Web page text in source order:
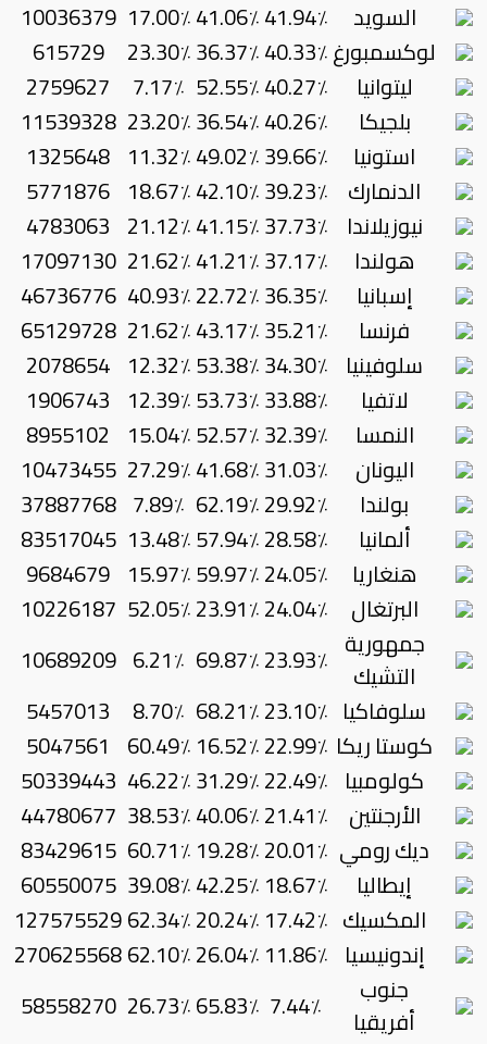
السويد
41.94٪41.06٪17.00٪ 10036379
لوكسمبورغ40.33٪36.37٪23.30٪
615729
ليتوانيا
40.27٪52.55٪ 7.17٪
2759627
بلجيكا
40.26٪36.54٪23.20٪ 11539328
استونيا
39.66٪49.02٪11.32٪ 1325648
الدنمارك 39.23٪42.10٪18.67٪ 5771876
نيوزيلاندا 37.73٪41.15٪21.12٪ 4783063
هولندا
37.17٪41.21٪21.62٪ 17097130
إسبانيا
36.35٪22.72٪40.93٪ 46736776
فرنسا
35.21٪43.17٪21.62٪ 65129728
سلوفينيا 34.30٪53.38٪12.32٪ 2078654
لاتفيا
33.88٪53.73٪12.39٪ 1906743
النمسا
32.39٪52.57٪15.04٪ 8955102
اليونان
31.03٪41.68٪27.29٪ 10473455
بولندا
29.92٪62.19٪ 7.89٪ 37887768
ألمانيا
28.58٪57.94٪13.48٪ 83517045
هنغاريا
24.05٪59.97٪15.97٪ 9684679
البرتغال
24.04٪23.91٪52.05٪ 10226187
جمهورية
التشيك
23.93٪69.87٪ 6.21٪ 10689209
سلوفاكيا 23.10٪68.21٪ 8.70٪
5457013
كوستا ريكا 22.99٪16.52٪60.49٪ 5047561
كولومبيا 22.49٪31.29٪46.22٪ 50339443
الأرجنتين 21.41٪40.06٪38.53٪ 44780677
ديك رومي 20.01٪19.28٪60.71٪ 83429615
إيطاليا
18.67٪42.25٪39.08٪ 60550075
المكسيك 17.42٪20.24٪62.34٪127575529
إندونيسيا 11.86٪26.04٪62.10٪270625568
جنوب
أفريقيا
7.44٪ 65.83٪26.73٪ 58558270